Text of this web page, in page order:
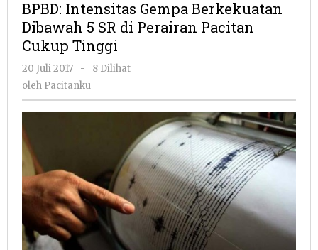
Pacitan
Cukup
Tinggi
BPBD: Intensitas Gempa Berkekuatan
Dibawah 5 SR di Perairan Pacitan
Cukup Tinggi
20 Juli 2017
oleh
Pacitanku
-
8 Dilihat
oleh Pacitanku